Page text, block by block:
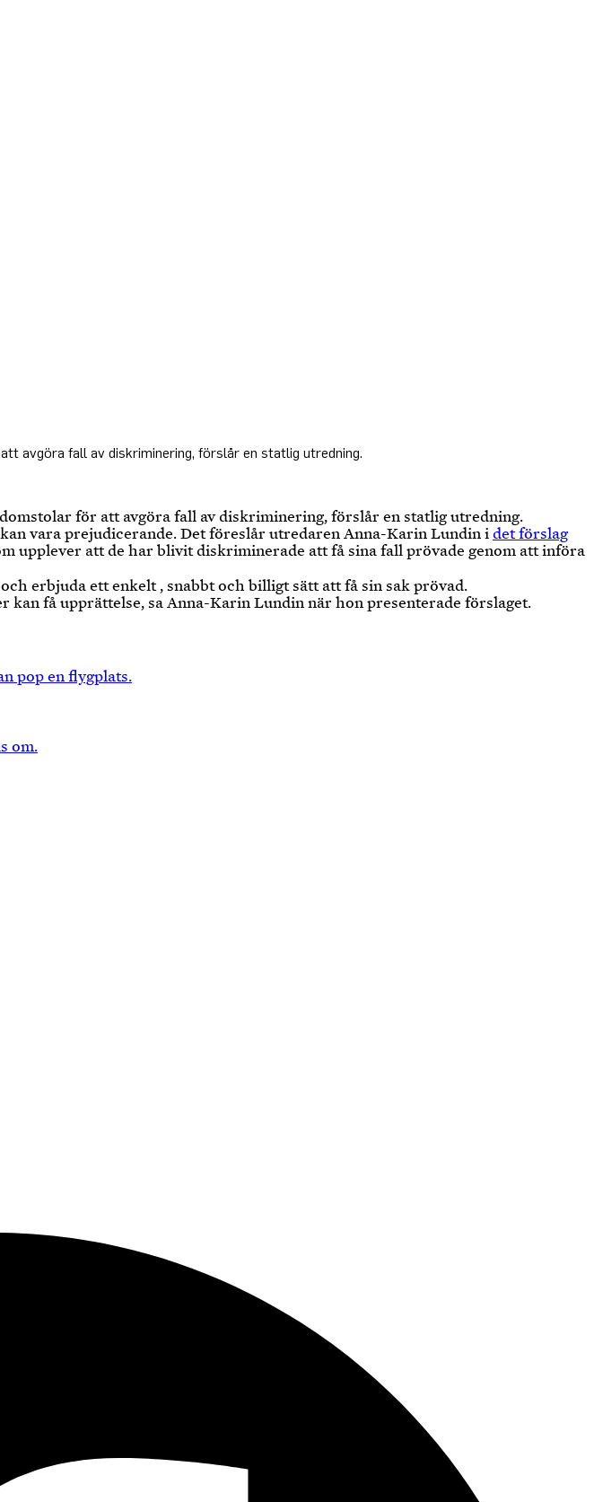
avgöra fall av diskriminering, förslår en statlig utredning.
för att avgöra fall av diskriminering, förslår en statlig utredning.
vara prejudicerande. Det föreslår utredaren Anna-Karin Lundin i det förslag
upplever att de har blivit diskriminerade att få sina fall prövade genom att införa
erbjuda ett enkelt , snabbt och billigt sätt att få sin sak prövad.
kan få upprättelse, sa Anna-Karin Lundin när hon presenterade förslaget.